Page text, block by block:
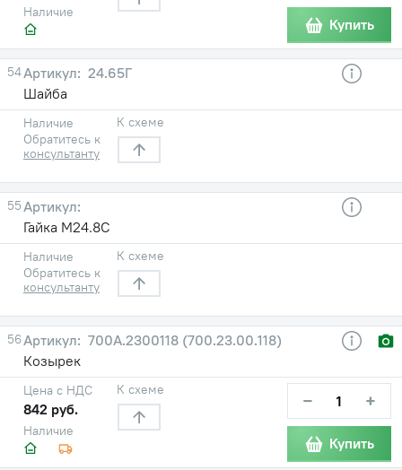
Наличие
Купить
54
24.65Г
Шайба
Наличие
Обратитесь к
консультанту
К схеме
55
Гайка М24.8С
Наличие
Обратитесь к
консультанту
К схеме
56
700А.2300118 (700.23.00.118)
Козырек
Наличие
Цена с НДС
842 руб.
К схеме − +
Купить